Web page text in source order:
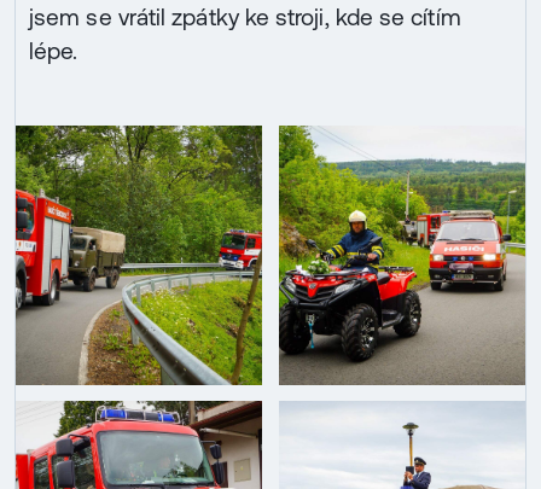
jsem se vrátil zpátky ke stroji, kde se cítím
lépe.